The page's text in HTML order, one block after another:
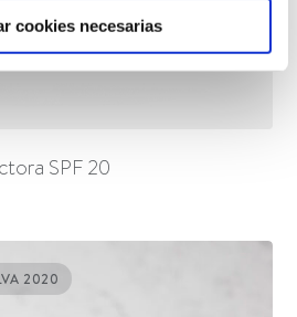
cookies necesarias
SPF 20
2020